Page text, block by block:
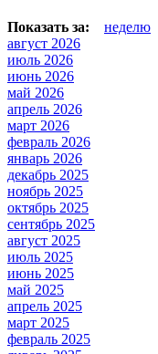
Показать за: неделю
август 2026
июль 2026
июнь 2026
май 2026
апрель 2026
март 2026
февраль 2026
январь 2026
декабрь 2025
ноябрь 2025
октябрь 2025
сентябрь 2025
август 2025
июль 2025
июнь 2025
май 2025
апрель 2025
март 2025
февраль 2025